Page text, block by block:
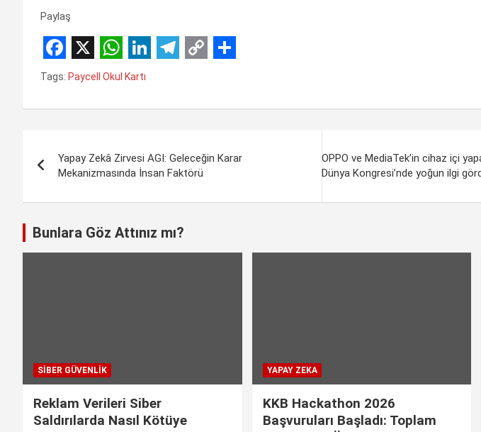
Paylaş
F
c
b
o
k
X
W
a
s
A
p
p
L
n
e
d
I
n
l
g
r
a
m
p
L
i
n
a
e
Tags: Paycell Okul Kartı
gezinmesi
Yapay Zekâ Zirvesi AGI: Geleceğin Karar
Mekanizmasında İnsan Faktörü
OPPO ve MediaTek’in cihaz içi
Dünya Kongresi’nde yoğun ilgi
Bunlara Göz Attınız mı?
SIBER GÜVENLIK
Reklam Verileri Siber
Saldırılarda Nasıl Kötüye
YAPAY ZEKA
KKB Hackathon 2026
Başvuruları Başladı: Toplam